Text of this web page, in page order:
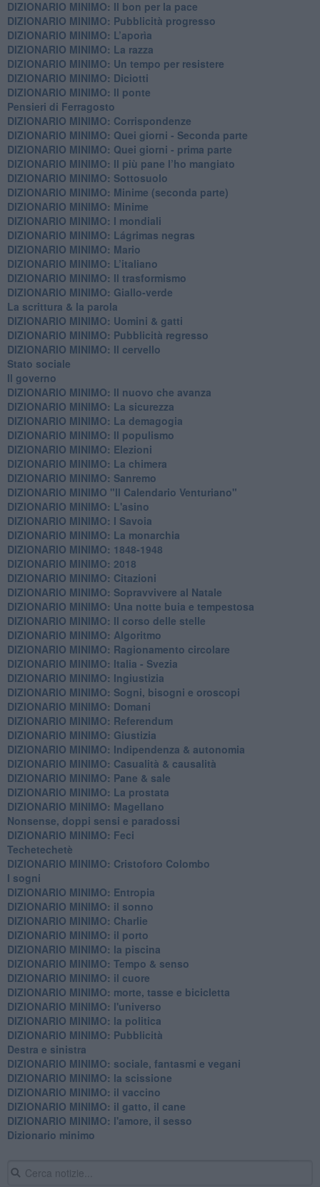
DIZIONARIO MINIMO: ​Il bon per la pace
DIZIONARIO MINIMO: Pubblicità progresso
DIZIONARIO MINIMO: L’aporìa
DIZIONARIO MINIMO: La razza
DIZIONARIO MINIMO: Un tempo per resistere
DIZIONARIO MINIMO: Diciotti
DIZIONARIO MINIMO: Il ponte
Pensieri di Ferragosto
DIZIONARIO MINIMO: Corrispondenze
DIZIONARIO MINIMO: Quei giorni - Seconda parte
DIZIONARIO MINIMO: Quei giorni - prima parte
DIZIONARIO MINIMO: Il più pane l’ho mangiato
DIZIONARIO MINIMO: Sottosuolo
DIZIONARIO MINIMO: Minime (seconda parte)
DIZIONARIO MINIMO: Minime
DIZIONARIO MINIMO: ​I mondiali
DIZIONARIO MINIMO: ​Lágrimas negras
DIZIONARIO MINIMO: Mario
DIZIONARIO MINIMO: L’italiano
DIZIONARIO MINIMO: Il trasformismo
DIZIONARIO MINIMO: Giallo-verde
La scrittura & la parola
​DIZIONARIO MINIMO: Uomini & gatti
DIZIONARIO MINIMO: ​Pubblicità regresso
DIZIONARIO MINIMO: Il cervello
Stato sociale
Il governo
DIZIONARIO MINIMO: Il nuovo che avanza
DIZIONARIO MINIMO: La sicurezza
DIZIONARIO MINIMO: La demagogia
DIZIONARIO MINIMO: Il populismo
DIZIONARIO MINIMO: Elezioni
DIZIONARIO MINIMO: La chimera
DIZIONARIO MINIMO: Sanremo
DIZIONARIO MINIMO "Il Calendario Venturiano"
DIZIONARIO MINIMO: L'asino
DIZIONARIO MINIMO: I Savoia
DIZIONARIO MINIMO: La monarchia
DIZIONARIO MINIMO: 1848-1948
DIZIONARIO MINIMO: 2018
DIZIONARIO MINIMO: Citazioni
DIZIONARIO MINIMO: ​Sopravvivere al Natale
DIZIONARIO MINIMO: ​Una notte buia e tempestosa
DIZIONARIO MINIMO: Il corso delle stelle
DIZIONARIO MINIMO: Algoritmo
DIZIONARIO MINIMO: Ragionamento circolare
DIZIONARIO MINIMO: Italia - Svezia
DIZIONARIO MINIMO: ​Ingiustizia
DIZIONARIO MINIMO: ​Sogni, bisogni e oroscopi
DIZIONARIO MINIMO: Domani
DIZIONARIO MINIMO: Referendum
DIZIONARIO MINIMO: Giustizia
DIZIONARIO MINIMO: ​Indipendenza & autonomia
DIZIONARIO MINIMO: ​Casualità & causalità
​DIZIONARIO MINIMO: Pane & sale
DIZIONARIO MINIMO: La prostata
​DIZIONARIO MINIMO: Magellano
Nonsense, doppi sensi e paradossi
DIZIONARIO MINIMO: Feci
Techetechetè
DIZIONARIO MINIMO: Cristoforo Colombo
I sogni
DIZIONARIO MINIMO: Entropia
DIZIONARIO MINIMO: il sonno
DIZIONARIO MINIMO: Charlie
DIZIONARIO MINIMO: il porto
DIZIONARIO MINIMO: la piscina
DIZIONARIO MINIMO: Tempo & senso
DIZIONARIO MINIMO: il cuore
DIZIONARIO MINIMO: morte, tasse e bicicletta
DIZIONARIO MINIMO: l'universo
DIZIONARIO MINIMO: la politica
DIZIONARIO MINIMO: Pubblicità
Destra e sinistra
DIZIONARIO MINIMO: sociale, fantasmi e vegani
DIZIONARIO MINIMO: la scissione
DIZIONARIO MINIMO: il vaccino
DIZIONARIO MINIMO: il gatto, il cane
DIZIONARIO MINIMO: l'amore, il sesso
Dizionario minimo